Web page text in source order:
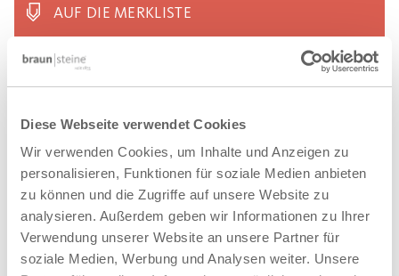
Diese Webseite verwendet Cookies
Wir verwenden Cookies, um Inhalte und Anzeigen zu
personalisieren, Funktionen für soziale Medien anbieten
zu können und die Zugriffe auf unsere Website zu
analysieren. Außerdem geben wir Informationen zu Ihrer
Verwendung unserer Website an unsere Partner für
soziale Medien, Werbung und Analysen weiter. Unsere
AUF DIE MERKLISTE
VERWANDTE PRODUKTE
CULT
LONG-LINE